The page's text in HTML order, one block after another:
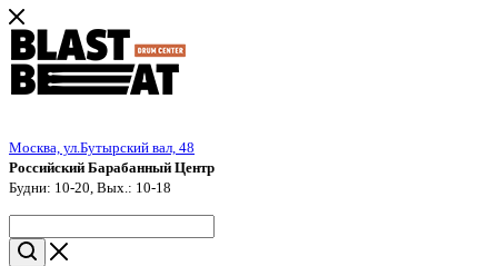
Москва, ул.Бутырский вал, 48
Российский Барабанный Центр
Будни: 10-20, Вых.: 10-18